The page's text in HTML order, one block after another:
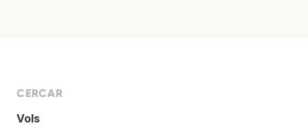
CERCAR
Vols